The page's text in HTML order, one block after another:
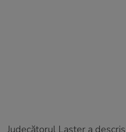
Judecătorul Laster a